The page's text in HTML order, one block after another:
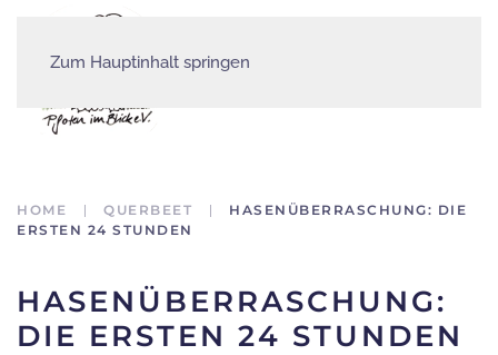
Zum Hauptinhalt springen
HOME QUERBEET
HASENÜBERRASCHUNG: DIE
ERSTEN 24 STUNDEN
HASENÜBERRASCHUNG:
DIE ERSTEN 24 STUNDEN